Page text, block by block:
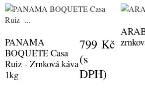
PANAMA
BOQUETE Casa
Ruiz - Zrnková káva
1kg
799 Kč
(s
DPH)